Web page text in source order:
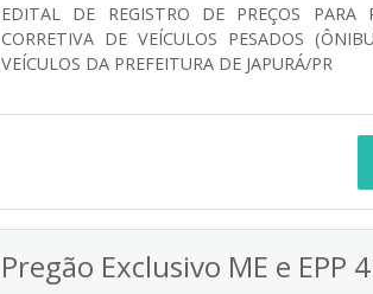
EDITAL DE REGISTRO DE PREÇOS PARA
CORRETIVA DE VEÍCULOS PESADOS
VEÍCULOS DA PREFEITURA DE JAPURÁ/PR
Pregão Exclusivo ME e EPP